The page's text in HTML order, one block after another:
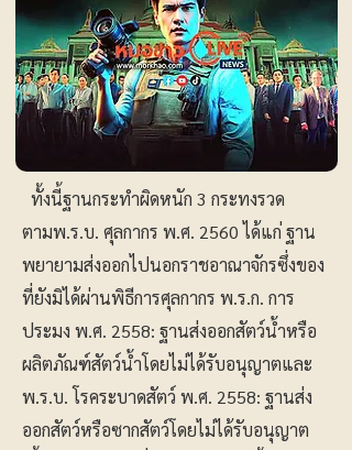
ทั้งนี้ฐานกระทำผิดหนัก 3 กระทงรวด
ตามพ.ร.บ. ศุลกากร พ.ศ. 2560 ได้แก่ ฐาน
พยายามส่งออกไปนอกราชอาณาจักรซึ่งของ
ที่ยังมิได้ผ่านพิธีการศุลกากร พ.ร.ก. การ
ประมง พ.ศ. 2558: ฐานส่งออกสัตว์น้ำหรือ
ผลิตภัณฑ์สัตว์น้ำโดยไม่ได้รับอนุญาตและ
พ.ร.บ. โรคระบาดสัตว์ พ.ศ. 2558: ฐานส่ง
ออกสัตว์หรือซากสัตว์โดยไม่ได้รับอนุญาต